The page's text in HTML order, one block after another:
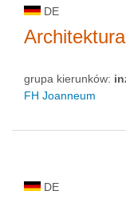
DE
Architektura
grupa kierunków:
FH Joanneum
DE